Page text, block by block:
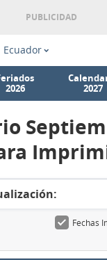
Ecuador
2026
2027
Fechas